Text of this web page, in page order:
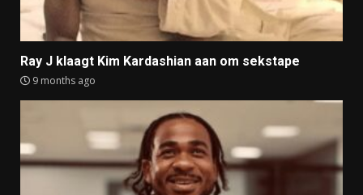
Ray J klaagt Kim Kardashian aan om sekstape
9 months ago